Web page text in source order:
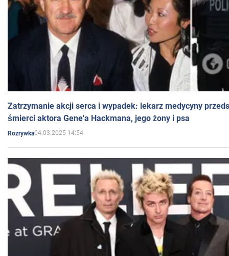
Zatrzymanie akcji serca i wypadek: lekarz medycyny
śmierci aktora Gene'a Hackmana, jego żony i psa
Rozrywka04.03.2025 14:54